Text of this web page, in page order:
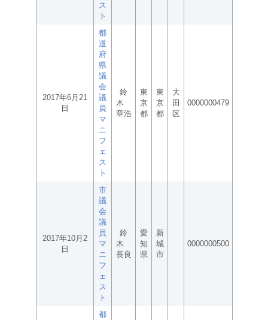
ス
ト
2017年6月21
日
都
道
府
県
議
会
議
員
マ
ニ
フ
ェ
ス
ト
鈴
木
章浩
東
京
都
東
京
都
大
田
区
0000000479
2017年10月2
日
市
議
会
議
員
マ
ニ
フ
ェ
ス
ト
鈴
木
長良
愛
知
県
新
城
市
0000000500
都